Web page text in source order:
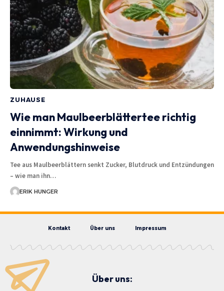
ZUHAUSE
Wie man Maulbeerblättertee richtig
einnimmt: Wirkung und
Anwendungshinweise
Tee aus Maulbeerblättern senkt Zucker, Blutdruck und Entzündungen
– wie man ihn…
ERIK HUNGER
Kontakt Über uns Impressum
Über uns: